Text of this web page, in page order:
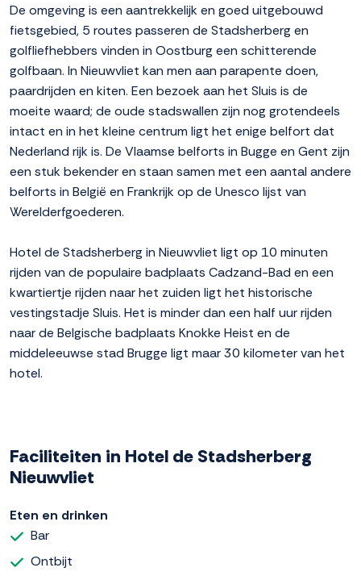
De omgeving is een aantrekkelijk en goed uitgebouwd
fietsgebied, 5 routes passeren de Stadsherberg en
golfliefhebbers vinden in Oostburg een schitterende
golfbaan. In Nieuwvliet kan men aan parapente doen,
paardrijden en kiten. Een bezoek aan het Sluis is de
moeite waard; de oude stadswallen zijn nog grotendeels
intact en in het kleine centrum ligt het enige belfort dat
Nederland rijk is. De Vlaamse belforts in Bugge en Gent zijn
een stuk bekender en staan samen met een aantal andere
belforts in België en Frankrijk op de Unesco lijst van
Werelderfgoederen.
Hotel de Stadsherberg in Nieuwvliet ligt op 10 minuten
rijden van de populaire badplaats Cadzand-Bad en een
kwartiertje rijden naar het zuiden ligt het historische
vestingstadje Sluis. Het is minder dan een half uur rijden
naar de Belgische badplaats Knokke Heist en de
middeleeuwse stad Brugge ligt maar 30 kilometer van het
hotel.
Faciliteiten in Hotel de Stadsherberg
Nieuwvliet
Eten en drinken
Bar
Ontbijt